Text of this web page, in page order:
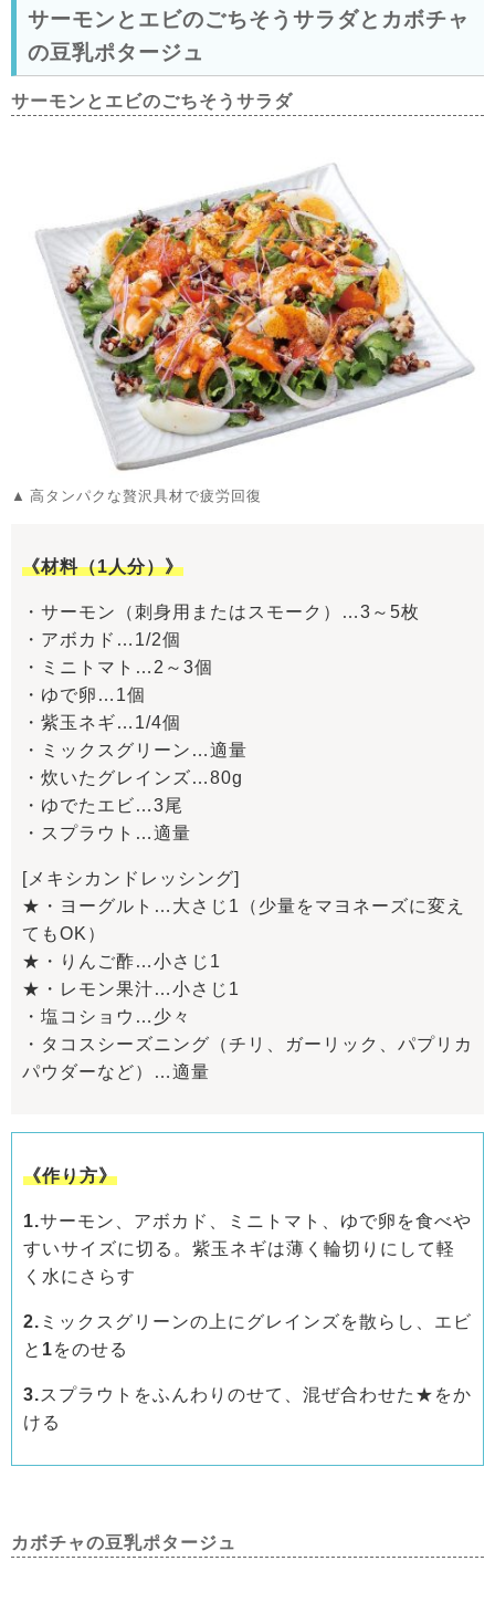
サーモンとエビのごちそうサラダとカボチャ
の豆乳ポタージュ
サーモンとエビのごちそうサラダ
高タンパクな贅沢具材で疲労回復
《材料（1人分）》
・サーモン（刺身用またはスモーク）…3～5枚
・アボカド…1/2個
・ミニトマト…2～3個
・ゆで卵…1個
・紫玉ネギ…1/4個
・ミックスグリーン…適量
・炊いたグレインズ…80g
・ゆでたエビ…3尾
・スプラウト…適量
[メキシカンドレッシング]
★・ヨーグルト…大さじ1（少量をマヨネーズに変え
てもOK）
★・りんご酢…小さじ1
★・レモン果汁…小さじ1
・塩コショウ…少々
・タコスシーズニング（チリ、ガーリック、パプリカ
パウダーなど）…適量
《作り方》
1.サーモン、アボカド、ミニトマト、ゆで卵を食べや
すいサイズに切る。紫玉ネギは薄く輪切りにして軽
く水にさらす
2. ミックスグリーンの上にグレインズを散らし、エビ
と 1をのせる
3.スプラウトをふんわりのせて、混ぜ合わせた★をか
ける
カボチャの豆乳ポタージュ